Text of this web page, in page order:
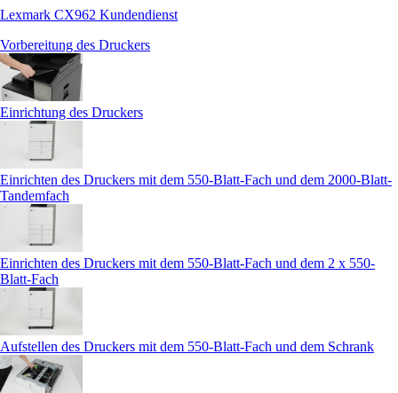
Lexmark CX962 Kundendienst
Vorbereitung des Druckers
Einrichtung des Druckers
Einrichten des Druckers mit dem 550-Blatt-Fach und dem 2000-Blatt-
Tandemfach
Einrichten des Druckers mit dem 550-Blatt-Fach und dem 2 x 550-
Blatt-Fach
Aufstellen des Druckers mit dem 550-Blatt-Fach und dem Schrank